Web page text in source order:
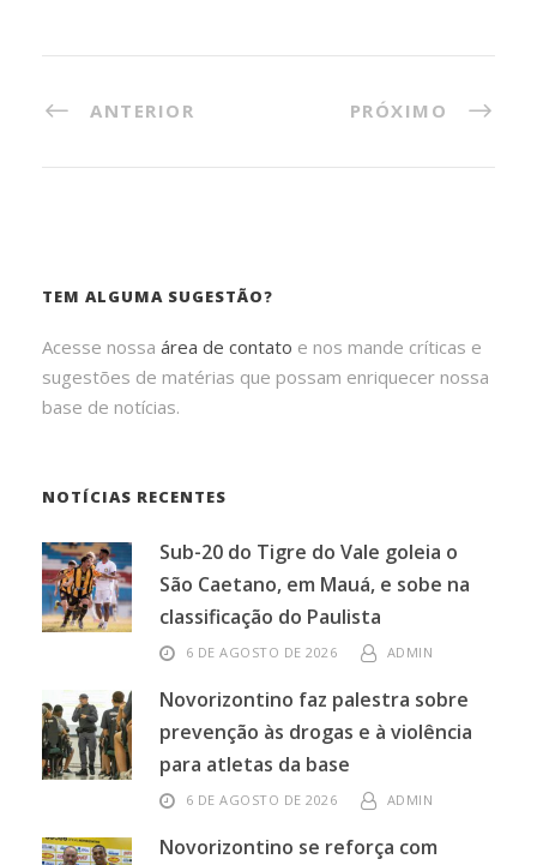
ANTERIOR PRÓXIMO
TEM ALGUMA SUGESTÃO?
Acesse nossa área de contato e nos mande críticas e
sugestões de matérias que possam enriquecer nossa
base de notícias.
NOTÍCIAS RECENTES
Sub-20 do Tigre do Vale goleia o
São Caetano, em Mauá, e sobe na
classificação do Paulista
6 DE AGOSTO DE 2026 ADMIN
Novorizontino faz palestra sobre
prevenção às drogas e à violência
para atletas da base
6 DE AGOSTO DE 2026 ADMIN
Novorizontino se reforça com